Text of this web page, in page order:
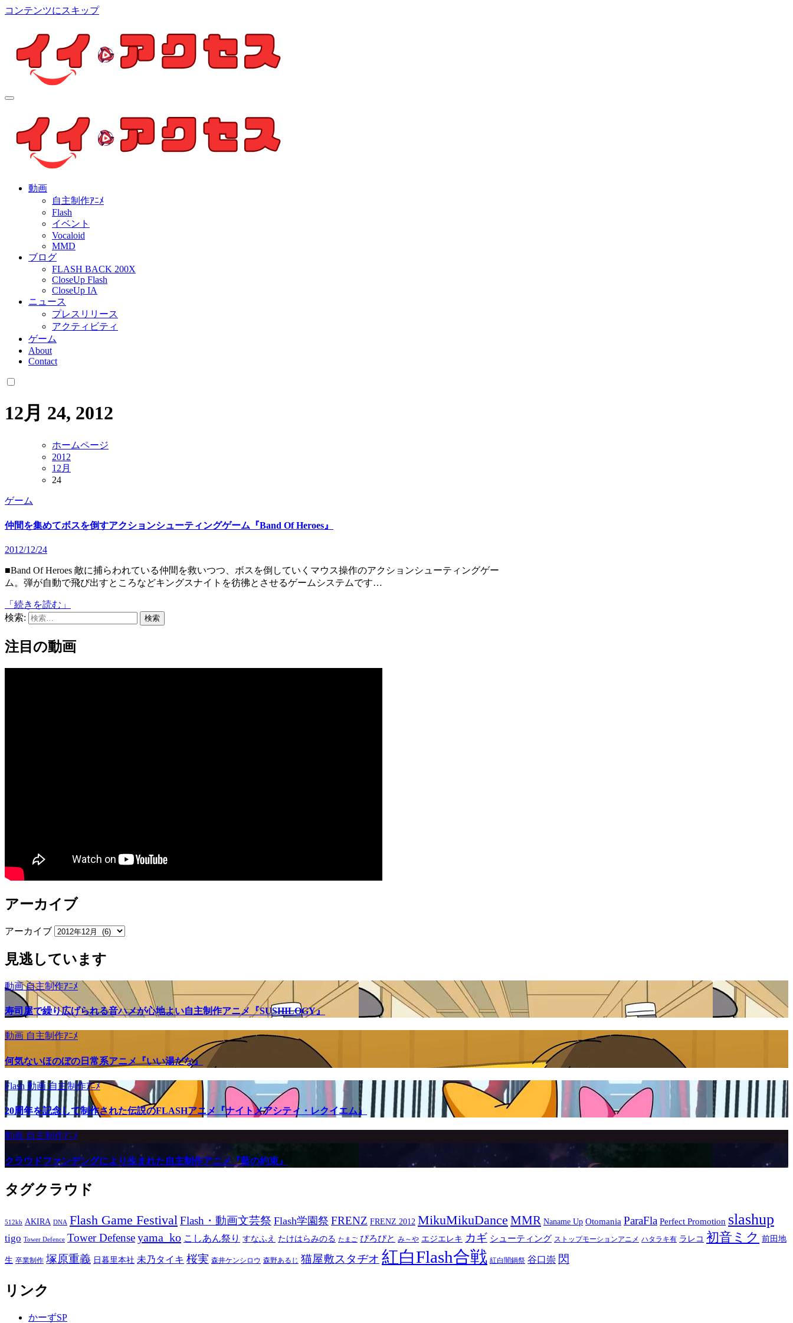
コンテンツにスキップ
個人制作アニメを中心とした動画紹介ブログ
動画
自主制作ｱﾆﾒ
Flash
イベント
Vocaloid
MMD
ブログ
FLASH BACK 200X
CloseUp Flash
CloseUp IA
ニュース
プレスリリース
アクティビティ
ゲーム
About
Contact
12月 24, 2012
ホームページ
2012
12月
24
ゲーム
仲間を集めてボスを倒すアクションシューティングゲーム『Band Of Heroes』
2012/12/24
■Band Of Heroes 敵に捕らわれている仲間を救いつつ、ボスを倒していくマウス操作のアクションシューティングゲー
ム。弾が自動で飛び出すところなどキングスナイトを彷彿とさせるゲームシステムです…
「続きを読む」
検索:
注目の動画
アーカイブ
アーカイブ
見逃しています
動画自主制作ｱﾆﾒ
寿司屋で繰り広げられる音ハメが心地よい自主制作アニメ『SUSHILOGY』
動画 自主制作ｱﾆﾒ
何気ないほのぼの日常系アニメ『いい湯だな』
Flash 動画自主制作ｱﾆﾒ
20周年を記念して制作された伝説のFLASHアニメ『ナイトメアシティ・レクイエム』
動画 自主制作ｱﾆﾒ
クラウドファンデングにより生まれた自主制作アニメ『藍の約束』
タグクラウド
512kb AKIRA DNA Flash Game Festival Flash・動画文芸祭 Flash学園祭 FRENZ FRENZ 2012 MikuMikuDance MMR Naname Up Otomania ParaFla Perfect Promotion slashup
tigo Tower Defence Tower Defenseyama_ko こしあん祭り すなふえ たけはらみのる たまご ぴろぴと み～や エジエレキ カギ シューティング ストップモーションアニメ ハタラキ有 ラレコ 初音ミク 前田地
生 卒業制作 塚原重義 日暮里本社 未乃タイキ 桜実 森井ケンシロウ 森野あるじ 猫屋敷スタヂオ 紅白Flash合戦 紅白闇鍋祭 谷口崇 閃
リンク
かーずSP